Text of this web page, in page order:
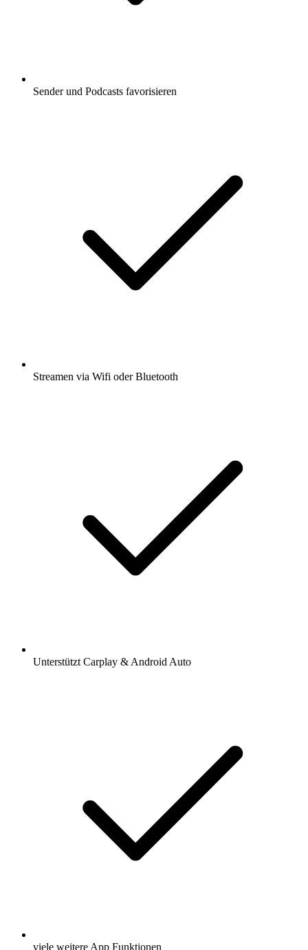
Sender und Podcasts favorisieren
Streamen via Wifi oder Bluetooth
Unterstützt Carplay & Android Auto
viele weitere App Funktionen